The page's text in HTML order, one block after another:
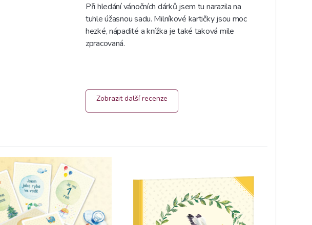
Při hledání vánočních dárků jsem tu narazila na
tuhle úžasnou sadu. Milníkové kartičky jsou moc
hezké, nápadité a knížka je také taková mile
zpracovaná.
Zobrazit další recenze